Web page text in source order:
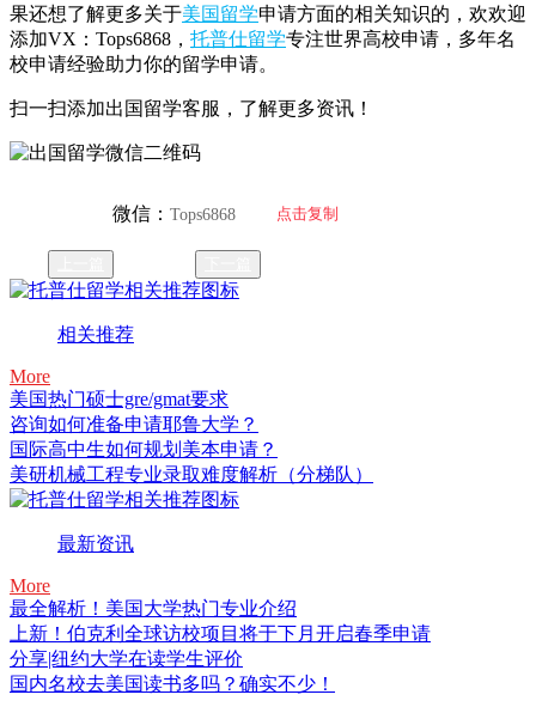
果还想了解更多关于美国留学申请方面的相关知识的，欢欢迎
添加VX：Tops6868， 托普仕留学专注世界高校申请，多年名
校申请经验助力你的留学申请。
扫一扫添加出国留学客服，了解更多资讯！
微信：Tops6868 点击复制
相关推荐
More
美国热门硕士gre/gmat要求
咨询如何准备申请耶鲁大学？
国际高中生如何规划美本申请？
美研机械工程专业录取难度解析（分梯队）
最新资讯
More
最全解析！美国大学热门专业介绍
上新！伯克利全球访校项目将于下月开启春季申请
分享|纽约大学在读学生评价
国内名校去美国读书多吗？确实不少！